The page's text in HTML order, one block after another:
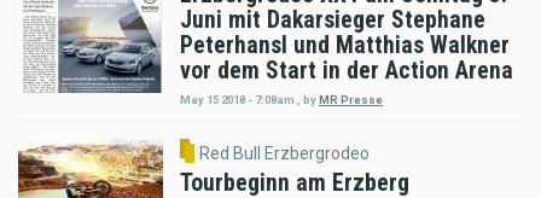
Juni mit Dakarsieger Stephane
Peterhansl und Matthias Walkner
vor dem Start in der Action Arena
May 15 2018 - 7:08am , by MR Presse
Red Bull Erzbergrodeo
Tourbeginn am Erzberg